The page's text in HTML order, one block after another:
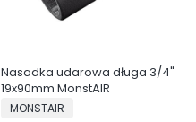
Nasadka udarowa długa 3/4"
19x90mm MonstAIR
PRODUCENT
MONSTAIR